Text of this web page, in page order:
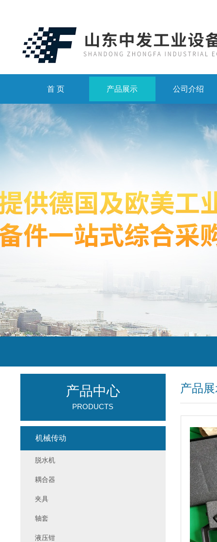
首 页 产品展示 公司介绍
产品
产品中心
PRODUCTS
机械传动
脱水机
耦合器
夹具
轴套
液压钳